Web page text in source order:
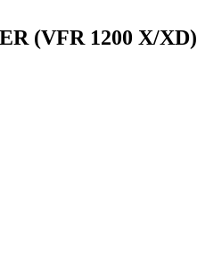
(VFR 1200 X/XD)